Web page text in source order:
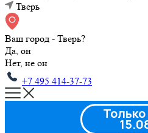
Тверь
Ваш город - Тверь?
Да, он
Нет, не он
+7 495 414-37-73